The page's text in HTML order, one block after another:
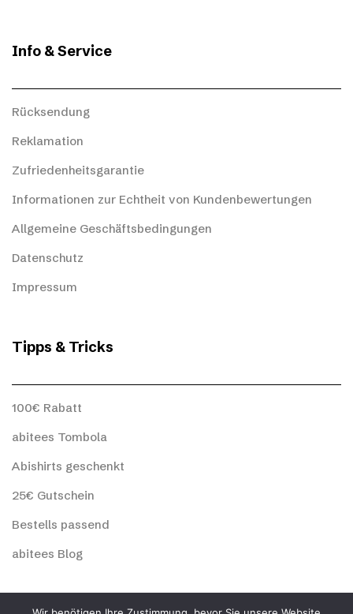
Info & Service
Rücksendung
Reklamation
Zufriedenheitsgarantie
Informationen zur Echtheit von Kundenbewertungen
Allgemeine Geschäftsbedingungen
Datenschutz
Impressum
Tipps & Tricks
100€ Rabatt
abitees Tombola
Abishirts geschenkt
25€ Gutschein
Bestells passend
abitees Blog